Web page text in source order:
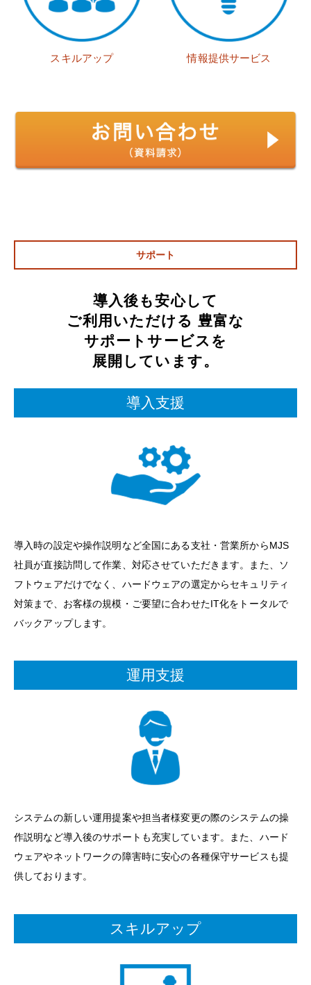
スキルアップ 情報提供サービス
サポート
導入後も安心して
ご利用いただける 豊富な
サポートサービスを
展開しています。
導入支援
導入時の設定や操作説明など全国にある支社・営業所からMJS
社員が直接訪問して作業、対応させていただきます。また、ソ
フトウェアだけでなく、ハードウェアの選定からセキュリティ
対策まで、お客様の規模・ご要望に合わせたIT化をトータルで
バックアップします。
運用支援
システムの新しい運用提案や担当者様変更の際のシステムの操
作説明など導入後のサポートも充実しています。また、ハード
ウェアやネットワークの障害時に安心の各種保守サービスも提
供しております。
スキルアップ